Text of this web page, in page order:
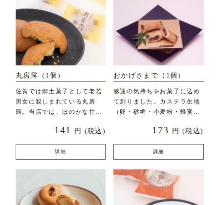
丸房露（1個）
佐賀では郷土菓子として老若
男女に親しまれている丸房
露。当店では、ほのかな甘み
141 円 (税込)
詳細
おかげさまで（1個）
感謝の気持ちをお菓子に込め
て創りました。カステラ生地
（卵・砂糖・小麦粉・蜂蜜な
173 円 (税込)
詳細